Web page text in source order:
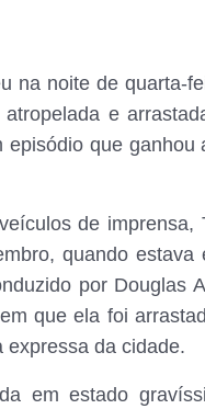
na noite de quarta-
e
que
de
quando
por Douglas
que ela foi
expressa da cidade.
em estado